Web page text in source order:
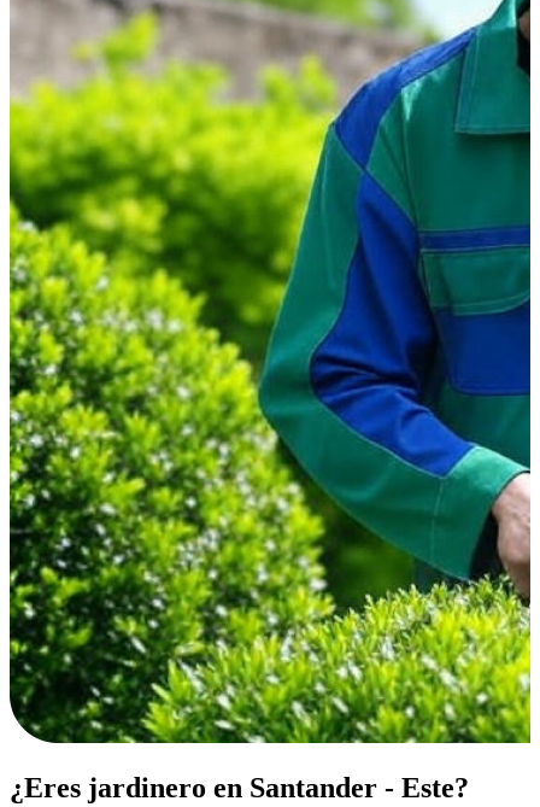
¿Eres jardinero en Santander - Este?